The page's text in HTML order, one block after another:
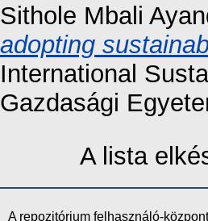
Sithole Mbali
adopting
International
Gazdasági
A lista
A repozitórium felhasználó-